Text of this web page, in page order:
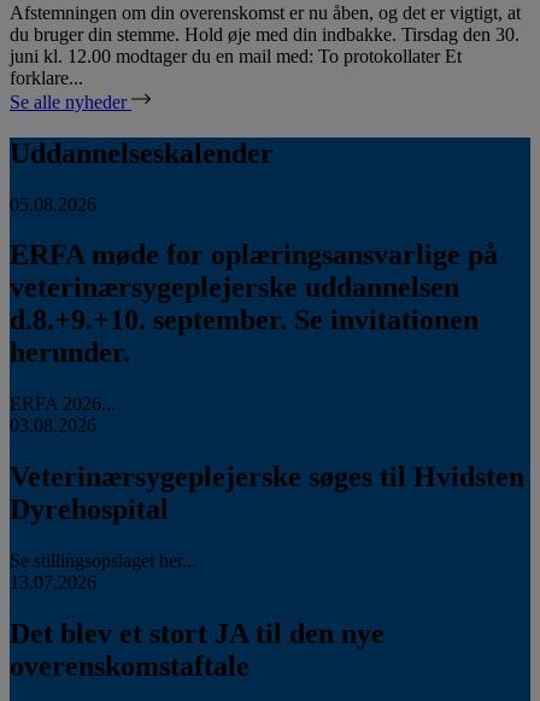
Afstemningen om din overenskomst er nu åben, og det er vigtigt, at
du bruger din stemme. Hold øje med din indbakke. Tirsdag den 30.
juni kl. 12.00 modtager du en mail med: To protokollater Et
forklare...
Se alle nyheder
Uddannelseskalender
05.08.2026
ERFA møde for oplæringsansvarlige på
veterinærsygeplejerske uddannelsen
d.8.+9.+10. september. Se invitationen
herunder.
ERFA 2026...
03.08.2026
Veterinærsygeplejerske søges til Hvidsten
Dyrehospital
Se stillingsopslaget her...
13.07.2026
Det blev et stort JA til den nye
overenskomstaftale